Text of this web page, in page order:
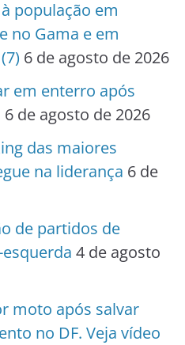
população em
no Gama e em
6 de agosto de 2026
em enterro após
6 de agosto de 2026
das maiores
na liderança 6 de
de partidos de
4 de agosto
moto após salvar
no DF. Veja vídeo